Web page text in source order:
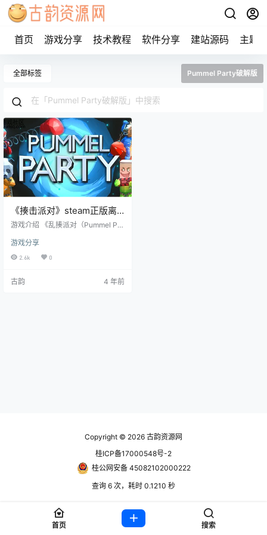
首页 游戏分享 技术教程 软件分享 建站源码 主题
全部标签 Pummel Party破解版
《揍击派对》steam正版离
线版共享账号
游戏介绍 《乱揍派对（Pummel Par
局域网联机的派对乱斗游戏，在危
险的地形中获得一系列荒谬的武器
竞技场最终只能留下一名胜利者。
游戏分享
2.6k 0
古韵 4 年前
Copyright © 2026 古韵资源网
桂ICP备17000548号-2
桂公网安备 45082102000222
查询 6 次，耗时 0.1210 秒
首页 搜索